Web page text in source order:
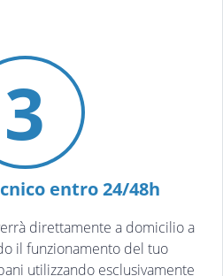
3
entro 24/48h
direttamente a domicilio a
il funzionamento del tuo
utilizzando esclusivamente